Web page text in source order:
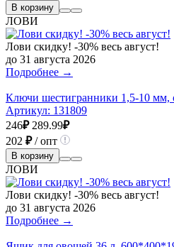
В корзину
ЛОВИ
Лови скидку! -30% весь август!
до 31 августа 2026
Подробнее →
Ключи шестигранники 1,5-10 мм,
Артикул: 131809
246₽ 289.99₽
202 ₽/ опт
В корзину
ЛОВИ
Лови скидку! -30% весь август!
до 31 августа 2026
Подробнее →